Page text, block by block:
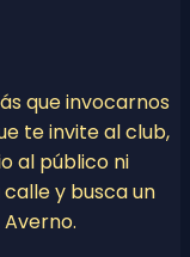
que invocarnos
te invite al club,
al público ni
y busca un